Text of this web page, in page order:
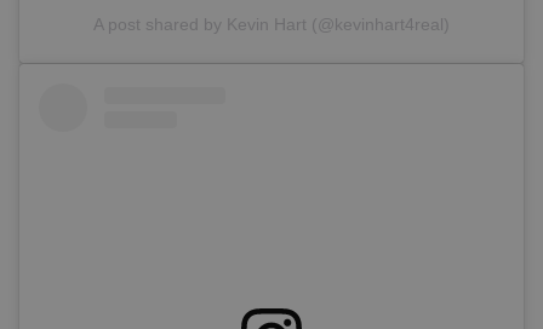
A post shared by Kevin Hart (@kevinhart4real)